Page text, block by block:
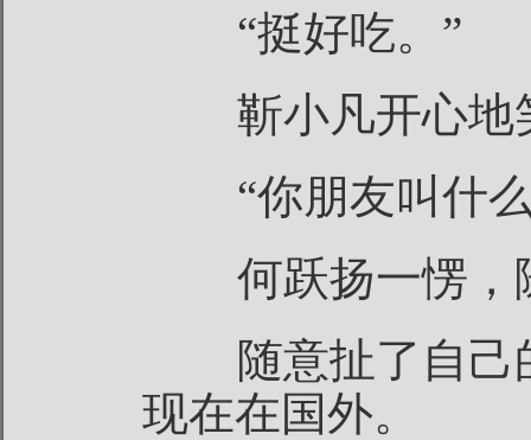
“挺好吃。”
靳小凡开心地
“你朋友叫什么
何跃扬一愣，
随意扯了自己
现在在国外。